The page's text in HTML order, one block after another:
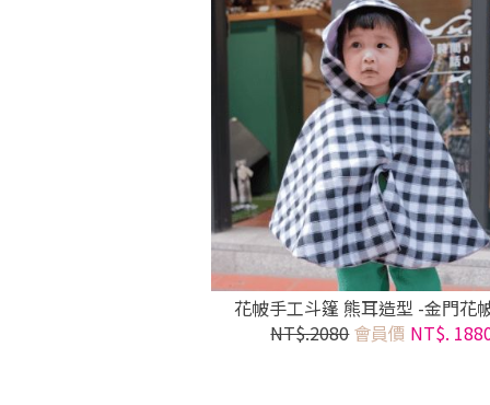
花帔手工斗篷 熊耳造型 -金門花
NT$.2080會員價 NT$.